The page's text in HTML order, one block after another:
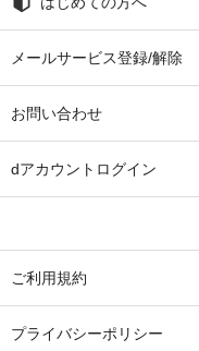
メールサービス登録/解除
お問い合わせ
dアカウントログイン
ご利用規約
プライバシーポリシー